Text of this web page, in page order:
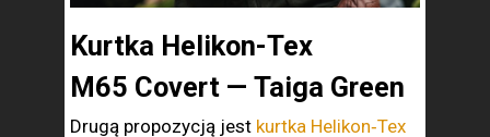
Kurtka Helikon-Tex
M65 Covert — Taiga Green
Drugą propozycją jest kurtka Helikon‑Tex